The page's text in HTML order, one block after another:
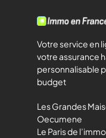
Votre service en
votre assurance
personnalisable
budget
Les Grandes
Oecumene
Le Paris de